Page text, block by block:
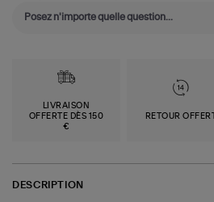
LIVRAISON
OFFERTE DÈS 150
€
RETOUR OFFERT
DESCRIPTION